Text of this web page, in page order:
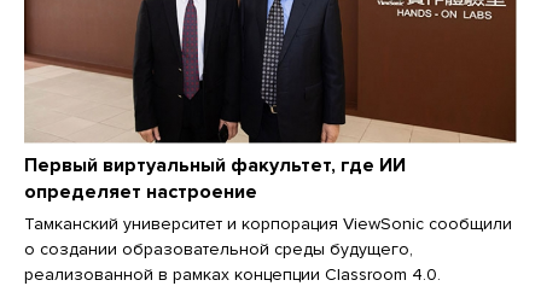
Первый виртуальный факультет, где ИИ
определяет настроение
Тамканский университет и корпорация ViewSonic сообщили
о создании образовательной среды будущего,
реализованной в рамках концепции Classroom 4.0.